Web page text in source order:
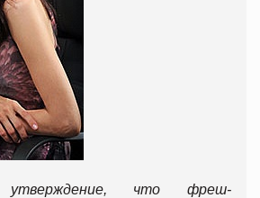
утверждение, что фреш-